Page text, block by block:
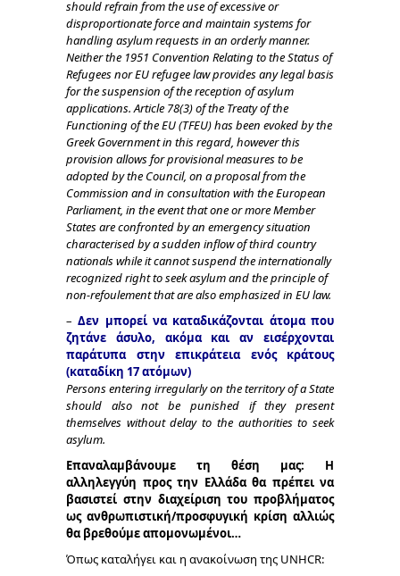
should refrain from the use of excessive or
disproportionate force and maintain systems for
handling asylum requests in an orderly manner.
Neither the 1951 Convention Relating to the Status of
Refugees nor EU refugee law provides any legal basis
for the suspension of the reception of asylum
applications. Article 78(3) of the Treaty of the
Functioning of the EU (TFEU) has been evoked by the
Greek Government in this regard, however this
provision allows for provisional measures to be
adopted by the Council, on a proposal from the
Commission and in consultation with the European
Parliament, in the event that one or more Member
States are confronted by an emergency situation
characterised by a sudden inflow of third country
nationals while it cannot suspend the internationally
recognized right to seek asylum and the principle of
non-refoulement that are also emphasized in EU law.
–Δεν μπορεί να καταδικάζονται άτομα που
ζητάνε άσυλο, ακόμα και αν εισέρχονται
παράτυπα στην επικράτεια ενός κράτους
(καταδίκη 17 ατόμων)
Persons entering irregularly on the territory of a State
should also not be punished if they present
themselves without delay to the authorities to seek
asylum.
Επαναλαμβάνουμε τη θέση μας: Η
αλληλεγγύη προς την Ελλάδα θα πρέπει να
βασιστεί στην διαχείριση του προβλήματος
ως ανθρωπιστική/προσφυγική κρίση αλλιώς
θα βρεθούμε απομονωμένοι…
Όπως καταλήγει και η ανακοίνωση της UNHCR: